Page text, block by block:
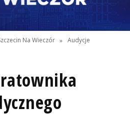
Na Wieczór » Audycje